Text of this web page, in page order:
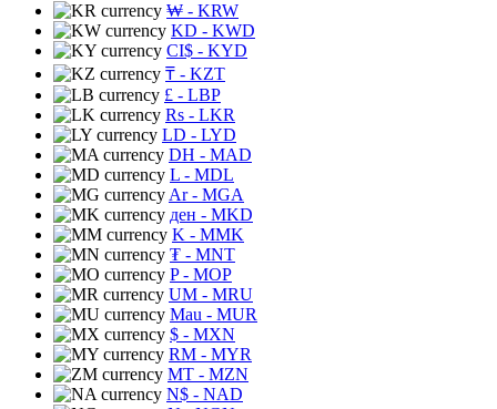
₩ - KRW
KD - KWD
CI$ - KYD
₸ - KZT
£ - LBP
Rs - LKR
LD - LYD
DH - MAD
L - MDL
Ar- MGA
ден - MKD
K - MMK
₮ - MNT
P- MOP
UM - MRU
Mau - MUR
$ - MXN
RM - MYR
MT - MZN
N$ - NAD